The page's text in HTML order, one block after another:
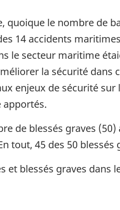
quoique le nombre de
14 accidents
le secteur maritime
la sécurité dans
enjeux de sécurité sur
apportés.
de blessés graves
tout, 45 des 50
et blessés graves dans